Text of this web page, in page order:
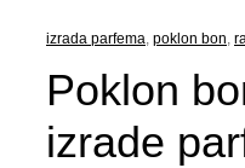
izrada parfema, poklon bon,
Poklon
izrade